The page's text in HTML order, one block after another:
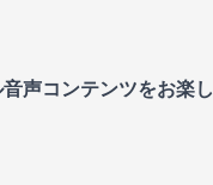
声コンテンツをお楽し